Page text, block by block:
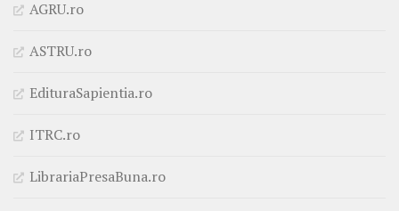
AGRU.ro
ASTRU.ro
EdituraSapientia.ro
ITRC.ro
LibrariaPresaBuna.ro